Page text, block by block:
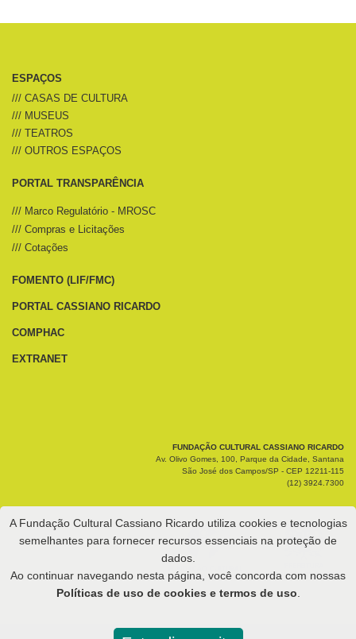
ESPAÇOS
/// CASAS DE CULTURA
/// MUSEUS
/// TEATROS
/// OUTROS ESPAÇOS
PORTAL TRANSPARÊNCIA
/// Marco Regulatório - MROSC
/// Compras e Licitações
/// Cotações
FOMENTO (LIF/FMC)
PORTAL CASSIANO RICARDO
COMPHAC
EXTRANET
FUNDAÇÃO CULTURAL CASSIANO RICARDO
Av. Olivo Gomes, 100, Parque da Cidade, Santana
São José dos Campos/SP - CEP 12211-115
(12) 3924.7300
A Fundação Cultural Cassiano Ricardo utiliza cookies e tecnologias
semelhantes para fornecer recursos essenciais na proteção de
dados.
Ao continuar navegando nesta página, você concorda com nossas
Políticas de uso de cookies e termos de uso